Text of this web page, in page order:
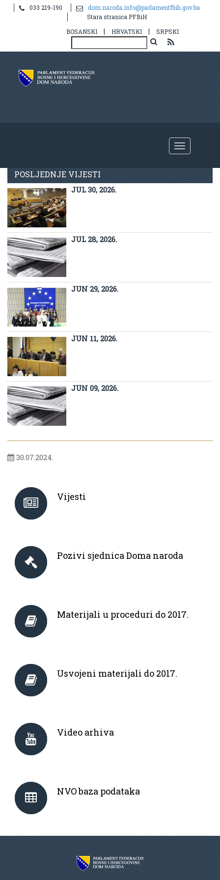
033 219-190
dom.naroda.info@parlamentfbih.gov.ba
Stara stranica PFBiH
BOSANSKI
| HRVATSKI | SRPSKI
POSLJEDNJE VIJESTI
JUL 30, 2026.
JUL 28, 2026.
JUN 29, 2026.
JUN 11, 2026.
JUN 09, 2026.
30.07.2024.
Vijesti
Pozivi sjednica Doma naroda
Materijali u proceduri do 2017.
Usvojeni materijali do 2017.
Video arhiva
NVO baza podataka